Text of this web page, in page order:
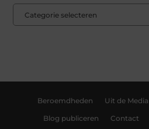
Beroemdheden Uit de Media
Blog publiceren Contact